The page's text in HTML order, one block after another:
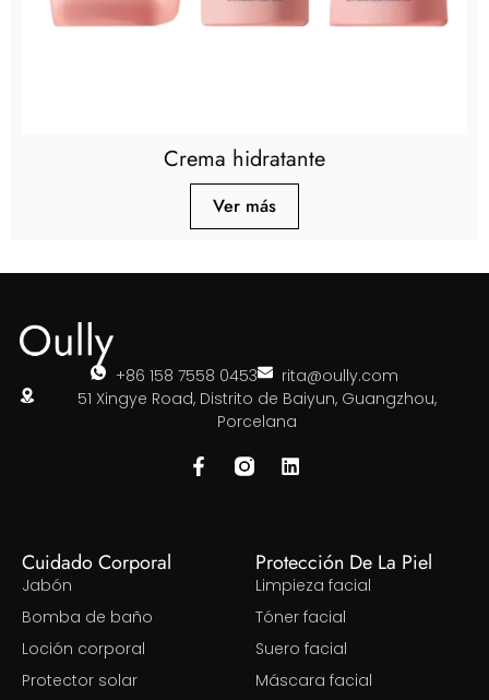
Crema hidratante
Ver más
+86 158 7558 0453
rita@oully.com
51 Xingye Road, Distrito de Baiyun, Guangzhou,
Porcelana
Cuidado Corporal
Jabón
Bomba de baño
Loción corporal
Protector solar
Protección De La Piel
Limpieza facial
Tóner facial
Suero facial
Máscara facial